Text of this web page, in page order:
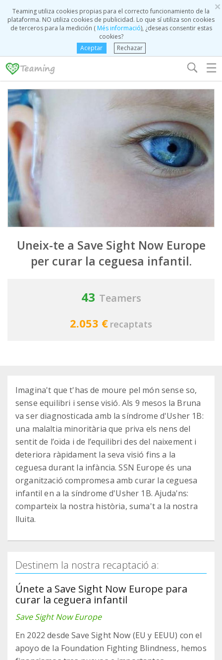
×
Teaming utiliza cookies propias para el correcto funcionamiento de la
plataforma. NO utiliza cookies de publicidad. Lo que sí utiliza son cookies
de terceros para la medición (Més informació), ¿deseas consentir estas
cookies?
Aceptar
Rechazar
☰
Uneix-te a Save Sight Now Europe
per curar la ceguesa infantil.
43 Teamers
2.053 € recaptats
Imagina't que t'has de moure pel món sense so,
sense equilibri i sense visió. Als 9 mesos la Bruna
va ser diagnosticada amb la síndrome d'Usher 1B:
una malaltia minoritària que priva els nens del
sentit de l’oïda i de l’equilibri des del naixement i
deteriora ràpidament la seva visió fins a la
ceguesa durant la infància. SSN Europe és una
organització compromesa amb curar la ceguesa
infantil en a la síndrome d'Usher 1B. Ajuda'ns:
comparteix la nostra història, suma't a la nostra
lluita.
Destinem la nostra recaptació a:
Únete a Save Sight Now Europe para
curar la ceguera infantil
Save Sight Now Europe
En 2022 desde Save Sight Now (EU y EEUU) con el
apoyo de la Foundation Fighting Blindness, hemos